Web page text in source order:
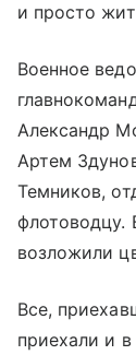
и просто
Военное
Александр
Артем
Темников,
флотоводцу.
возложили
Все,
приехали и